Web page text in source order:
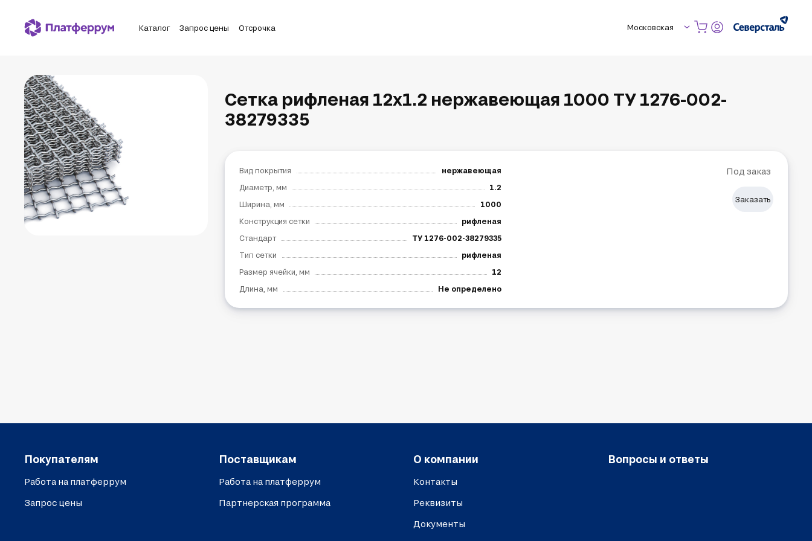
Каталог Запрос цены Отсрочка Московская
Сетка рифленая 12х1.2 нержавеющая 1000 ТУ 1276-002-
38279335
Под заказ
Заказать
Вид покрытия
нержавеющая
Диаметр, мм
1.2
Ширина, мм
1000
Конструкция сетки
рифленая
Стандарт
ТУ 1276-002-38279335
Тип сетки
рифленая
Размер ячейки, мм
12
Длина, мм
Не определено
Покупателям
Работа на платферрум
Запрос цены
Поставщикам
Работа на платферрум
Партнерская программа
О компании
Контакты
Реквизиты
Документы
Вопросы и ответы